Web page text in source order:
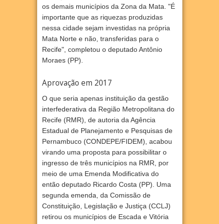
os demais municípios da Zona da Mata. "É
importante que as riquezas produzidas
nessa cidade sejam investidas na própria
Mata Norte e não, transferidas para o
Recife", completou o deputado Antônio
Moraes (PP).
Aprovação em 2017
O que seria apenas instituição da gestão
interfederativa da Região Metropolitana do
Recife (RMR), de autoria da Agência
Estadual de Planejamento e Pesquisas de
Pernambuco (CONDEPE/FIDEM), acabou
virando uma proposta para possibilitar o
ingresso de três municípios na RMR, por
meio de uma Emenda Modificativa do
então deputado Ricardo Costa (PP). Uma
segunda emenda, da Comissão de
Constituição, Legislação e Justiça (CCLJ)
retirou os municípios de Escada e Vitória